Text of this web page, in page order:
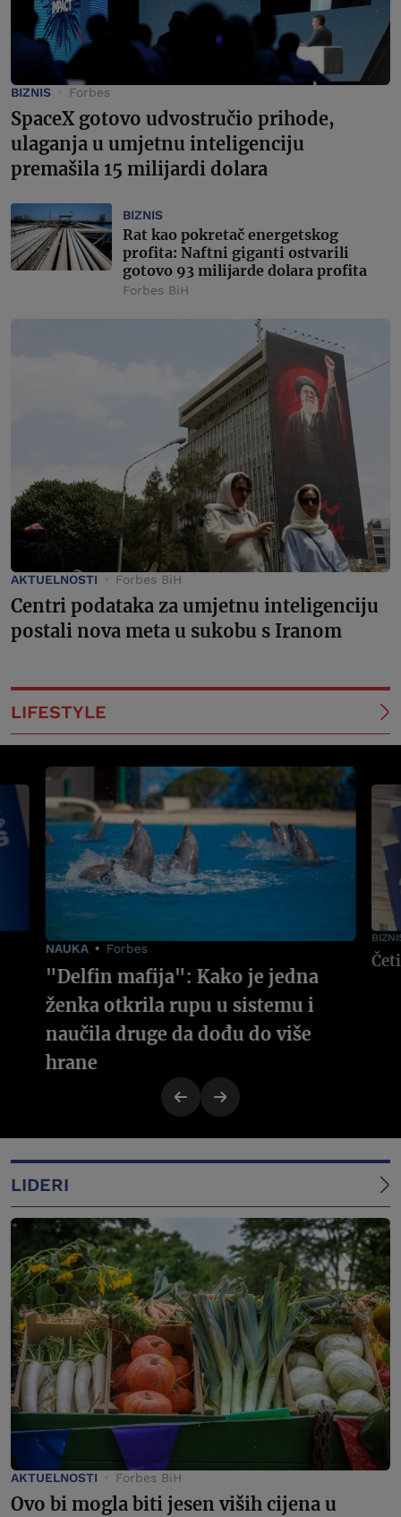
BIZNIS Forbes
SpaceX gotovo udvostručio prihode,
ulaganja u umjetnu inteligenciju
premašila 15 milijardi dolara
BIZNIS
Rat kao pokretač energetskog
profita: Naftni giganti ostvarili
gotovo 93 milijarde dolara profita
Forbes BiH
AKTUELNOSTI Forbes BiH
Centri podataka za umjetnu inteligenciju
postali nova meta u sukobu s Iranom
LIFESTYLE
NAUKA Forbes
"Delfin mafija": Kako je jedna
ženka otkrila rupu u sistemu i
naučila druge da dođu do više
hrane
LIDERI
AKTUELNOSTI Forbes BiH
Ovo bi mogla biti jesen viših cijena u